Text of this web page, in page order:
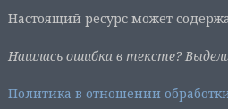
Настоящий ресурс может
Нашлась ошибка в тексте?
Политика в отношении